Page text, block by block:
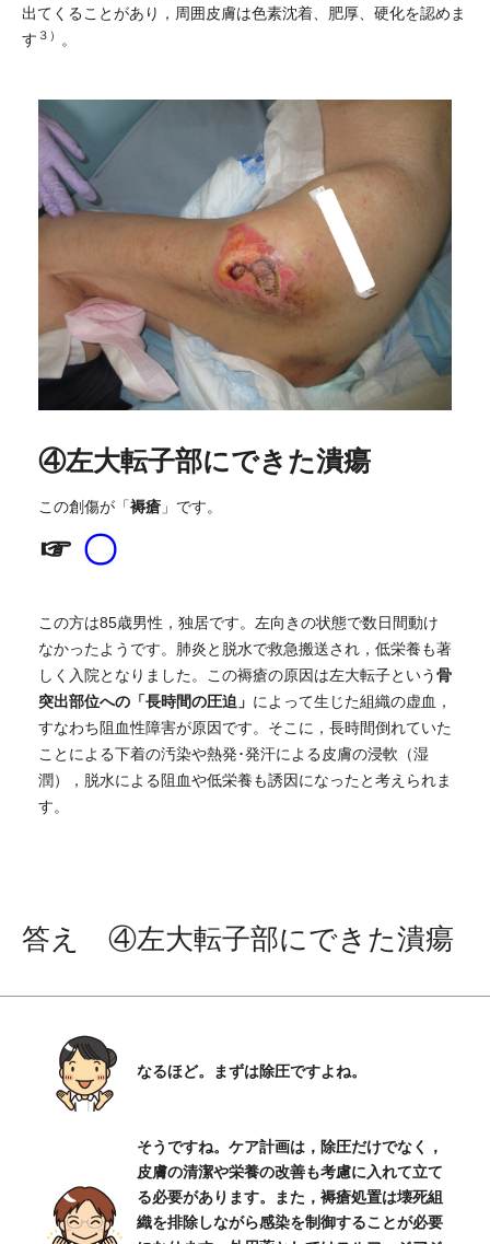
出てくることがあり，周囲皮膚は色素沈着、肥厚、硬化を認めま
す ３） 。
④左大転子部にできた潰瘍
この創傷が「褥瘡 」です。
☞ 〇
この方は85歳男性，独居です。左向きの状態で数日間動け
なかったようです。肺炎と脱水で救急搬送され，低栄養も著
しく入院となりました。この褥瘡の原因は左大転子という骨
突出部位への「長時間の圧迫」 によって生じた組織の虚血，
すなわち阻血性障害が原因です。そこに，長時間倒れていた
ことによる下着の汚染や熱発･発汗による皮膚の浸軟（湿
潤），脱水による阻血や低栄養も誘因になったと考えられま
す。
答え ④左大転子部にできた潰瘍
なるほど。まずは除圧ですよね。
そうですね。ケア計画は，除圧だけでなく，
皮膚の清潔や栄養の改善も考慮に入れて立て
る必要があります。また，褥瘡処置は壊死組
織を排除しながら感染を制御することが必要